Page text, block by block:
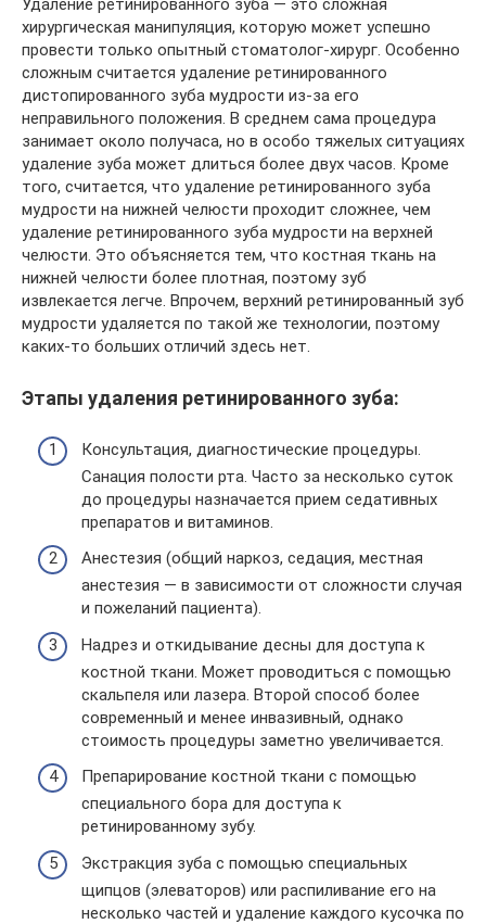
Удаление ретинированного зуба — это сложная
хирургическая манипуляция, которую может успешно
провести только опытный стоматолог-хирург. Особенно
сложным считается удаление ретинированного
дистопированного зуба мудрости из-за его
неправильного положения. В среднем сама процедура
занимает около получаса, но в особо тяжелых ситуациях
удаление зуба может длиться более двух часов. Кроме
того, считается, что удаление ретинированного зуба
мудрости на нижней челюсти проходит сложнее, чем
удаление ретинированного зуба мудрости на верхней
челюсти. Это объясняется тем, что костная ткань на
нижней челюсти более плотная, поэтому зуб
извлекается легче. Впрочем, верхний ретинированный зуб
мудрости удаляется по такой же технологии, поэтому
каких-то больших отличий здесь нет.
Этапы удаления ретинированного зуба:
Консультация, диагностические процедуры.
Санация полости рта. Часто за несколько суток
до процедуры назначается прием седативных
препаратов и витаминов.
Анестезия (общий наркоз, седация, местная
анестезия — в зависимости от сложности случая
и пожеланий пациента).
Надрез и откидывание десны для доступа к
костной ткани. Может проводиться с помощью
скальпеля или лазера. Второй способ более
современный и менее инвазивный, однако
стоимость процедуры заметно увеличивается.
Препарирование костной ткани с помощью
специального бора для доступа к
ретинированному зубу.
Экстракция зуба с помощью специальных
щипцов (элеваторов) или распиливание его на
несколько частей и удаление каждого кусочка по